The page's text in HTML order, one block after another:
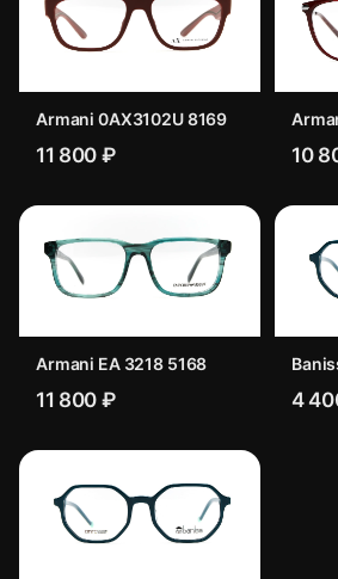
Armani 0AX3102U 8169
11 800 ₽ 10
Armani EA 3218 5168
11 800 ₽ 4